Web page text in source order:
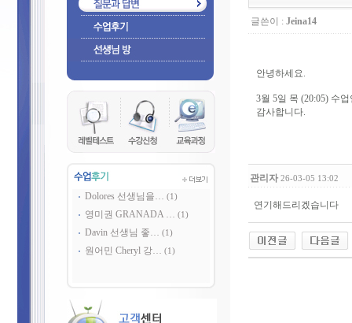
Dolores 선생님을… (1)
영미권 GRANADA … (1)
Davin 선생님 좋… (1)
원어민 Cheryl 강… (1)
글쓴이 : Jeina14
안녕하세요.
3월 5일 목 (20:05) 수
감사합니다.
관리자 26-03-05 13:02
연기해드리겠습니다